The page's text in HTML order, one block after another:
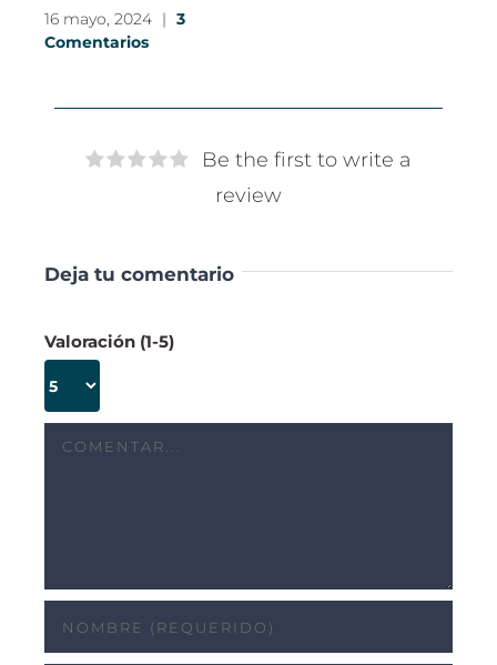
16 mayo, 2024 | 3
Comentarios
Be the first to write a
review
Deja tu comentario
Comentar